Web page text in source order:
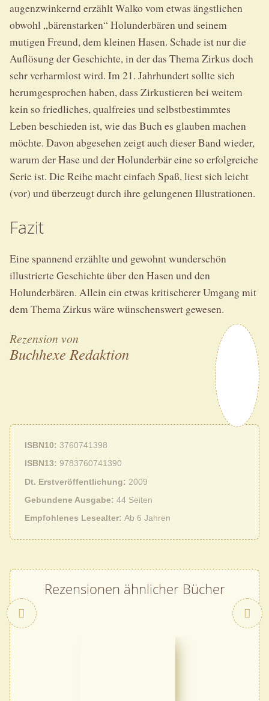
augenzwinkernd erzählt Walko vom etwas ängstlichen
obwohl „bärenstarken“ Holunderbären und seinem
mutigen Freund, dem kleinen Hasen. Schade ist nur die
Auflösung der Geschichte, in der das Thema Zirkus doch
sehr verharmlost wird. Im 21. Jahrhundert sollte sich
herumgesprochen haben, dass Zirkustieren bei weitem
kein so friedliches, qualfreies und selbstbestimmtes
Leben beschieden ist, wie das Buch es glauben machen
möchte. Davon abgesehen zeigt auch dieser Band wieder,
warum der Hase und der Holunderbär eine so erfolgreiche
Serie ist. Die Reihe macht einfach Spaß, liest sich leicht
(vor) und überzeugt durch ihre gelungenen Illustrationen.
Fazit
Eine spannend erzählte und gewohnt wunderschön
illustrierte Geschichte über den Hasen und den
Holunderbären. Allein ein etwas kritischerer Umgang mit
dem Thema Zirkus wäre wünschenswert gewesen.
Rezension von
Buchhexe Redaktion
ISBN10
3760741398
ISBN13 9783760741390
Dt. Erstveröffentlichung
2009
Gebundene Ausgabe 44 Seiten
Empfohlenes Lesealter Ab 6 Jahren
Rezensionen ähnlicher Bücher